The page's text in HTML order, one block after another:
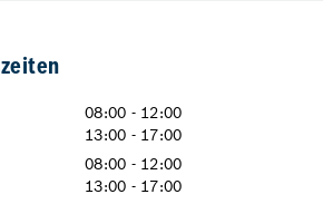
08:00 - 12:00
13:00 - 17:00
08:00 - 12:00
13:00 - 17:00